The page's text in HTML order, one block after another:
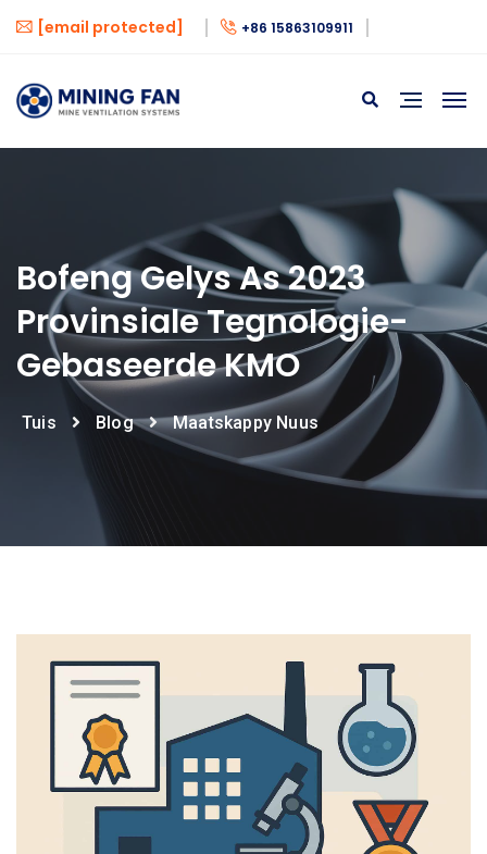
[email protected] +86 15863109911
Bofeng Gelys As 2023
Provinsiale Tegnologie-
Gebaseerde KMO
Tuis Blog Maatskappy Nuus